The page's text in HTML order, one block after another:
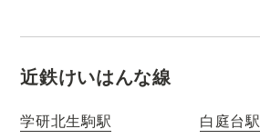
近鉄けいはんな線
学研北生駒駅
白庭台駅